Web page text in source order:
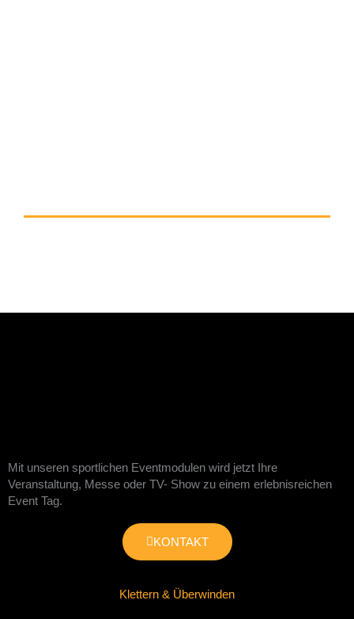
Mit unseren sportlichen Eventmodulen wird jetzt Ihre
Veranstaltung, Messe oder TV- Show zu einem erlebnisreichen
Event Tag.
KONTAKT
Klettern & Überwinden